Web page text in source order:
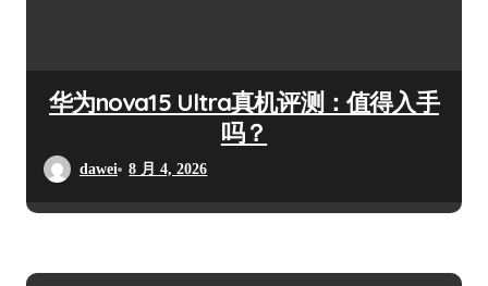
华为nova15 Ultra真机评测：值得入手
吗？
dawei 8 月 4, 2026